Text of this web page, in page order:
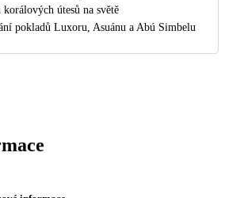
útesů na světě
pokladů Luxoru, Asuánu a Abú Simbelu